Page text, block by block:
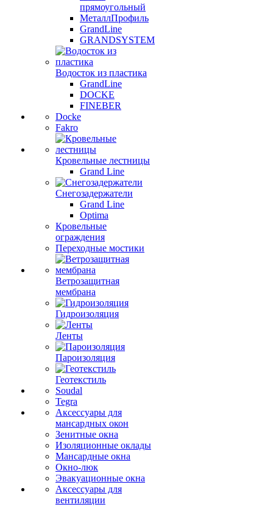
прямоугольный
МеталлПрофиль
GrandLine
GRANDSYSTEM
Водосток из пластика
GrandLine
DOCKE
FINEBER
Docke
Fakro
Кровельные лестницы
Grand Line
Снегозадержатели
Grand Line
Optima
Кровельные
ограждения
Переходные мостики
Ветрозащитная
мембрана
Гидроизоляция
Ленты
Пароизоляция
Геотекстиль
Soudal
Tegra
Аксессуары для
мансардных окон
Зенитные окна
Изоляционные оклады
Мансардные окна
Окно-люк
Эвакуационные окна
Аксессуары для
вентиляции